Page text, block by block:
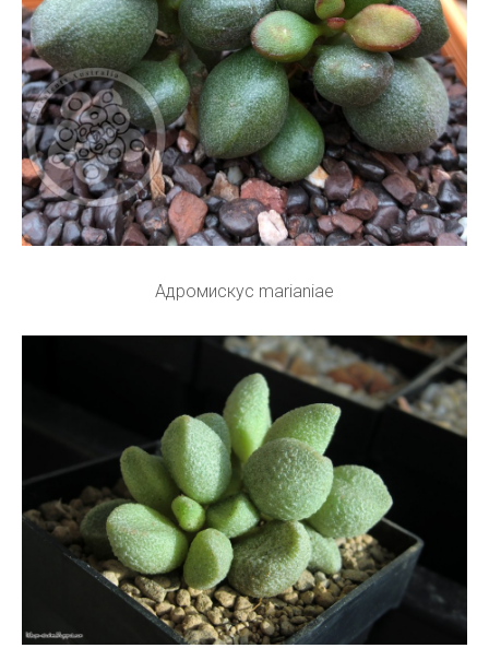
Адромискус marianiae